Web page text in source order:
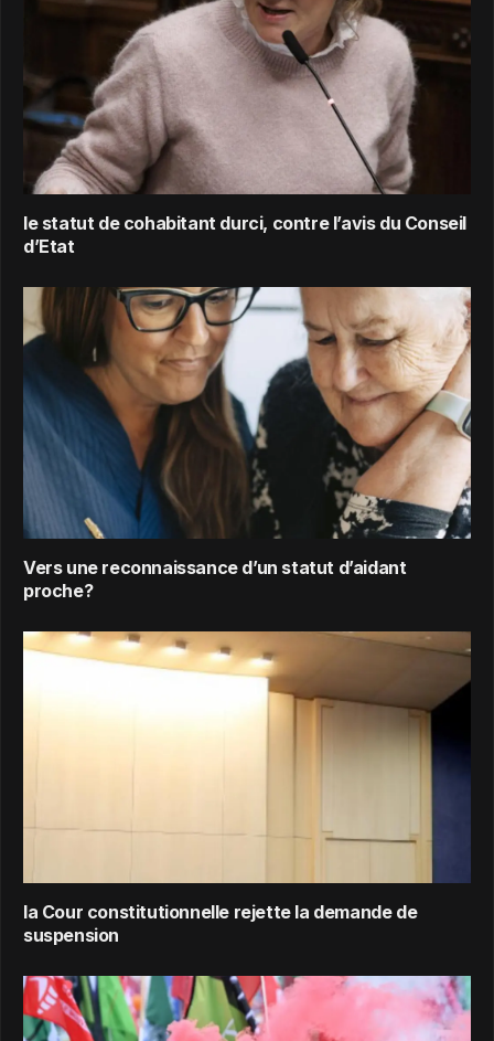
le statut de cohabitant durci, contre l’avis du Conseil
d’Etat
Vers une reconnaissance d’un statut d’aidant
proche?
la Cour constitutionnelle rejette la demande de
suspension